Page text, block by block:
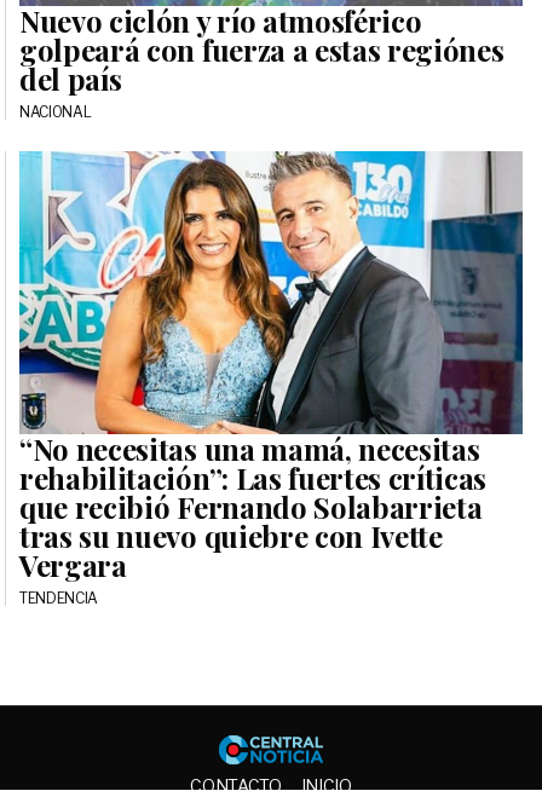
Nuevo ciclón y río atmosférico
golpeará con fuerza a estas regiónes
del país
NACIONAL
“No necesitas una mamá, necesitas
rehabilitación”: Las fuertes críticas
que recibió Fernando Solabarrieta
tras su nuevo quiebre con Ivette
Vergara
TENDENCIA
Central
CONTACTO INICIO